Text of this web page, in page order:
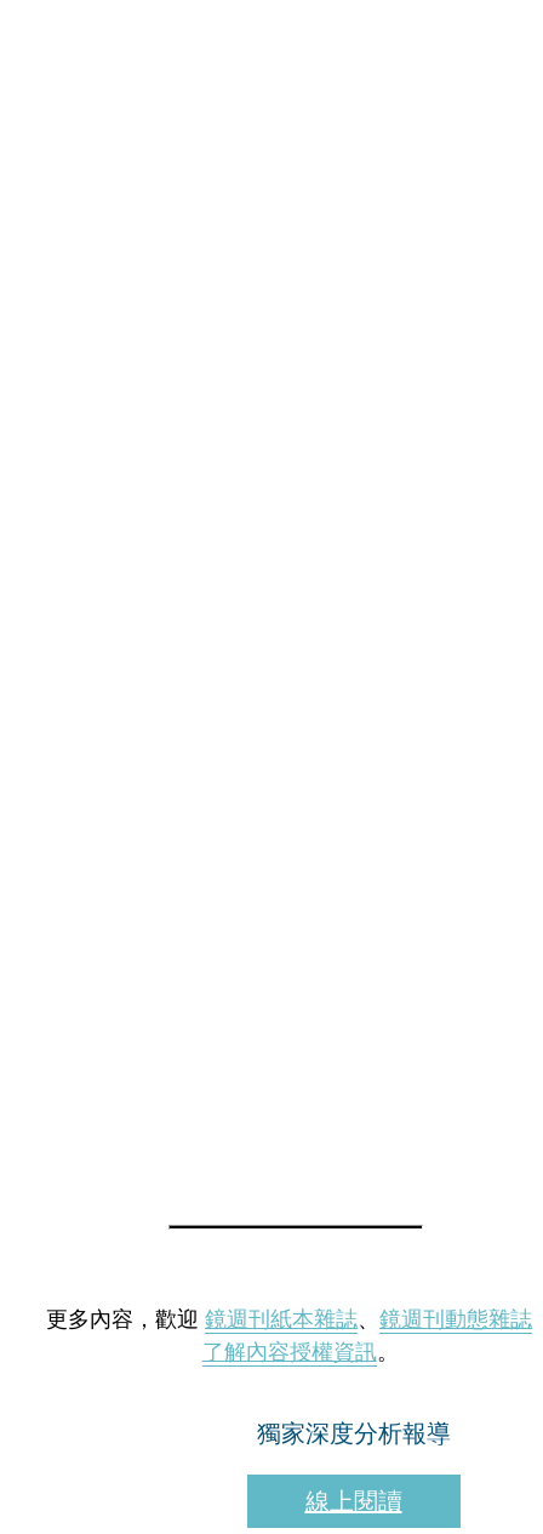
更多內容，歡迎 鏡週刊紙本雜誌、 鏡週刊動態雜誌
了解內容授權資訊。
獨家深度分析報導
線上閱讀